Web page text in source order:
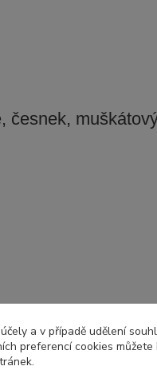
česnek,
a v případě udělení
preferencí cookies